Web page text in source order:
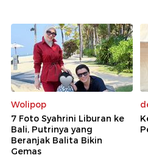
Wolipop
7 Foto Syahrini Liburan ke
Bali, Putrinya yang
Beranjak Balita Bikin
Gemas